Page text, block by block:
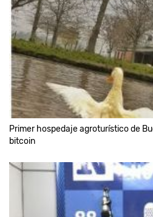
Primer hospedaje agroturístico de
bitcoin